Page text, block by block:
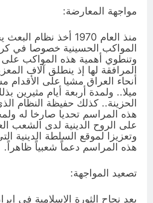
مواجهة المعارضة:
منذ العام 1970 أخذ نظام
المواكب الحسينية خصوصا في
وتنطوي أهمية هذه المواكب
المرافقة لها إذ ينطلق آلاف
أنحاء العراق مشيا على
ميلا.. ولمدة أربعة أيام مثيرين
الحزينة.. كذلك حفيظة النظام
هذه المراسم تحديا صارخا له
على الروح الدينية لدى الشعب
وتعزيزا لموقع السلطة الدينية
هذه المراسم دعماً شعبياً ظاهراً.
تصعيد المواجهة:
بعد نجاح الثورة الإسلامية في